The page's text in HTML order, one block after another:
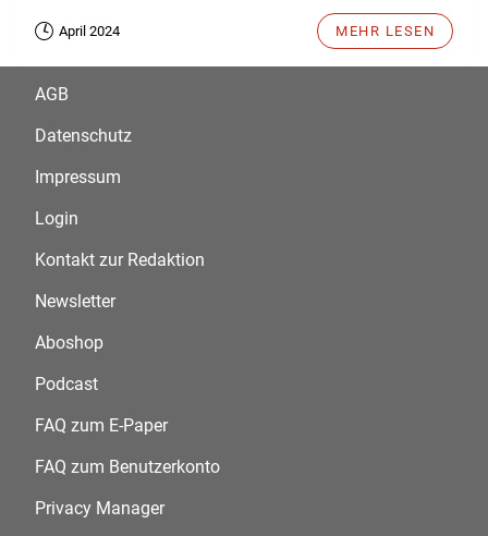
April 2024 MEHR LESEN
AGB
Datenschutz
Impressum
Login
Kontakt zur Redaktion
Newsletter
Aboshop
Podcast
FAQ zum E-Paper
FAQ zum Benutzerkonto
Privacy Manager